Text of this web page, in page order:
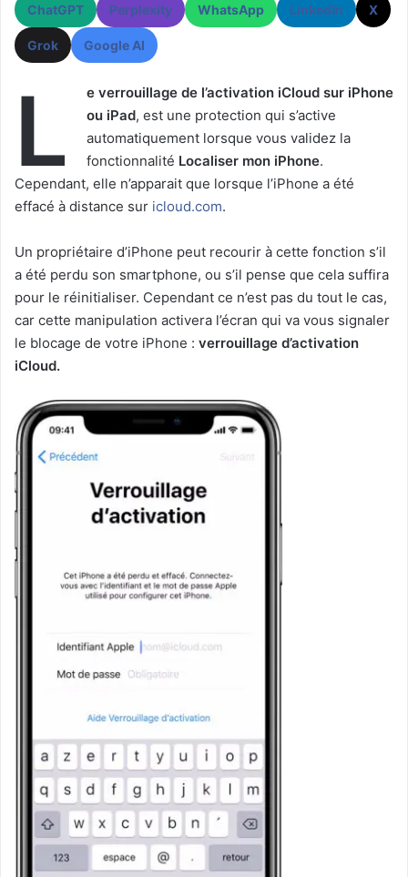
ChatGPT Perplexity WhatsApp LinkedIn X
Grok Google AI
L
e verrouillage de l’activation iCloud sur iPhone
ou iPad, est une protection qui s’active
automatiquement lorsque vous validez la
fonctionnalité Localiser mon iPhone.
Cependant, elle n’apparait que lorsque l’iPhone a été
effacé à distance sur icloud.com.
Un propriétaire d’iPhone peut recourir à cette fonction s’il
a été perdu son smartphone, ou s’il pense que cela suffira
pour le réinitialiser. Cependant ce n’est pas du tout le cas,
car cette manipulation activera l’écran qui va vous signaler
le blocage de votre iPhone : verrouillage d’activation
iCloud.